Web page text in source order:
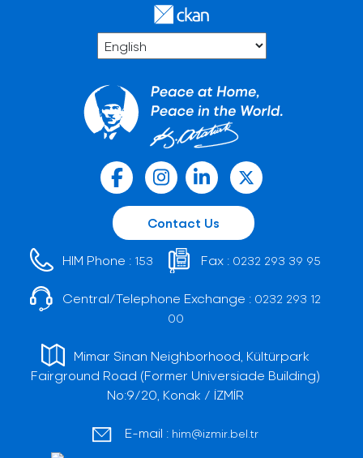
Contact Us
HIM Phone : 153 Fax : 0232 293 39 95
Central/Telephone Exchange : 0232 293 12
00
Mimar Sinan Neighborhood, Kültürpark
Fairground Road (Former Universiade Building)
No:9/20, Konak / İZMİR
E-mail : him@izmir.bel.tr